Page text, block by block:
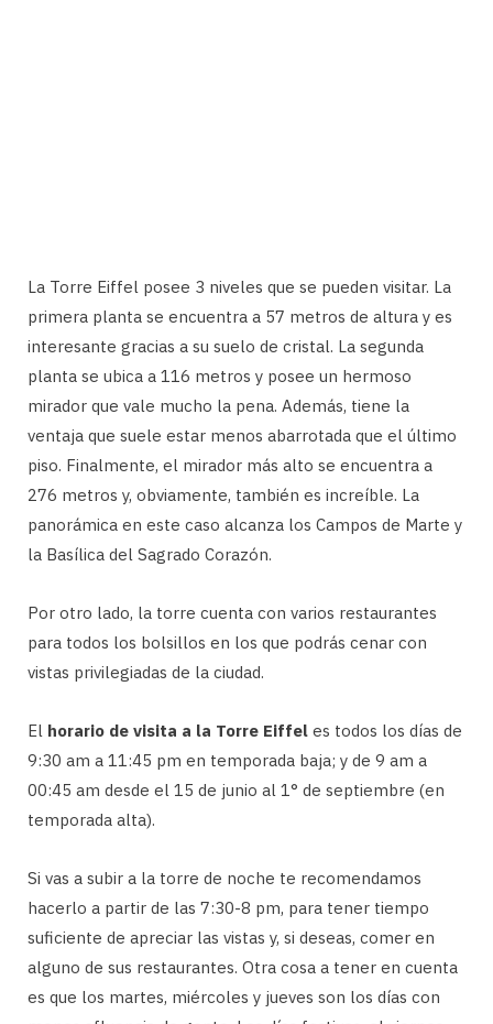
La Torre Eiffel posee 3 niveles que se pueden visitar. La
primera planta se encuentra a 57 metros de altura y es
interesante gracias a su suelo de cristal. La segunda
planta se ubica a 116 metros y posee un hermoso
mirador que vale mucho la pena. Además, tiene la
ventaja que suele estar menos abarrotada que el último
piso. Finalmente, el mirador más alto se encuentra a
276 metros y, obviamente, también es increíble. La
panorámica en este caso alcanza los Campos de Marte y
la Basílica del Sagrado Corazón.
Por otro lado, la torre cuenta con varios restaurantes
para todos los bolsillos en los que podrás cenar con
vistas privilegiadas de la ciudad.
El horario de visita a la Torre Eiffel es todos los días de
9:30 am a 11:45 pm en temporada baja; y de 9 am a
00:45 am desde el 15 de junio al 1° de septiembre (en
temporada alta).
Si vas a subir a la torre de noche te recomendamos
hacerlo a partir de las 7:30-8 pm, para tener tiempo
suficiente de apreciar las vistas y, si deseas, comer en
alguno de sus restaurantes. Otra cosa a tener en cuenta
es que los martes, miércoles y jueves son los días con